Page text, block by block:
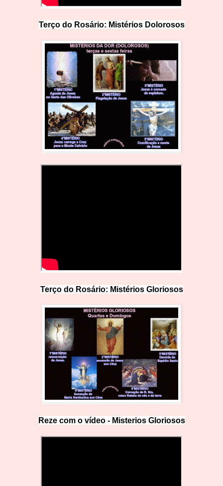
Terço do Rosário: Mistérios Dolorosos
Terço do Rosário: Mistérios Gloriosos
Reze com o vídeo - Misterios Gloriosos